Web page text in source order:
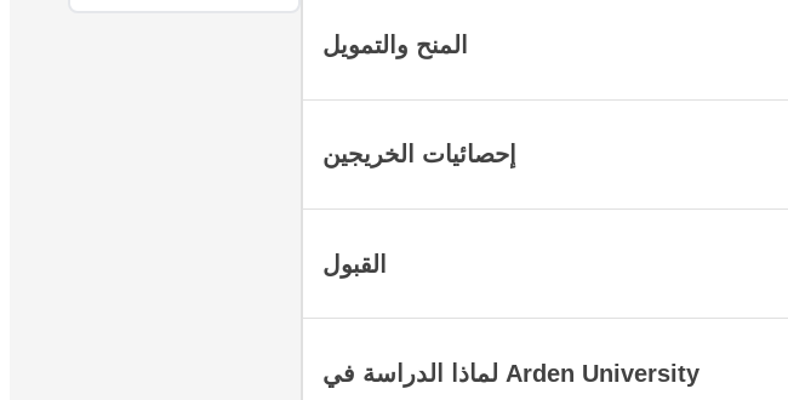
المنح والتمويل
إحصائيات الخريجين
القبول
لماذا الدراسة في Arden University